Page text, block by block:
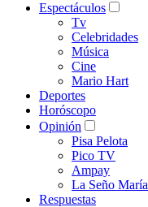
Espectáculos
Tv
Celebridades
Música
Cine
Mario Hart
Deportes
Horóscopo
Opinión
Pisa Pelota
Pico TV
Ampay
La Seño María
Respuestas